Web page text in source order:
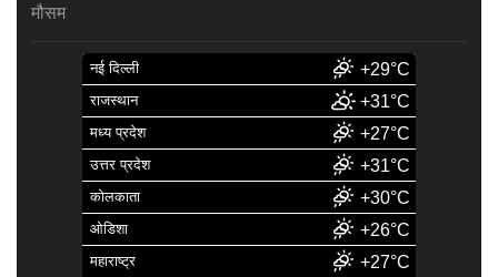
मौसम
नई दिल्ली +29°C
राजस्थान +31°C
मध्य प्रदेश +27°C
उत्तर प्रदेश +31°C
कोलकाता +30°C
ओडिशा +26°C
महाराष्ट्र +27°C